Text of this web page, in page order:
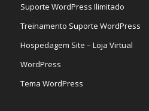
Suporte WordPress Ilimitado
Treinamento Suporte WordPress
Hospedagem Site – Loja Virtual
WordPress
Tema WordPress